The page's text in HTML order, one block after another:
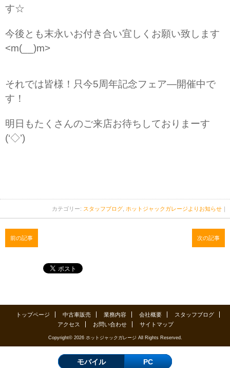
す☆
今後とも末永いお付き合い宜しくお願い致します
<m(__)m>
それでは皆様！只今5周年記念フェア―開催中で
す！
明日もたくさんのご来店お待ちしておりまーす
(‘◇’)ゞ
カテゴリー: スタッフブログ ホットジャックガレージよりお知らせ ｜
前の記事 次の記事
トップページ 中古車販売 業務内容 会社概要
スタッフブログ
アクセス
お問い合わせ サイトマップ
Copyright© 2026 ホットジャックガレージ All Rights Reserved.
モバイル PC